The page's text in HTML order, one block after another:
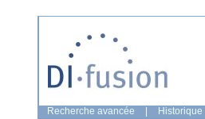
Recherche avancée